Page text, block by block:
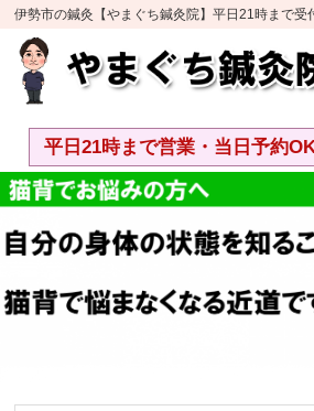
伊勢市の鍼灸【やまぐち鍼灸院】平日21時まで受
平日21時まで営業・当日予約